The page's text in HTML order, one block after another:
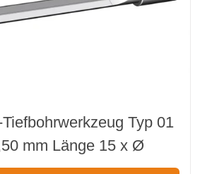
Typ 01
mm Länge 15 x Ø